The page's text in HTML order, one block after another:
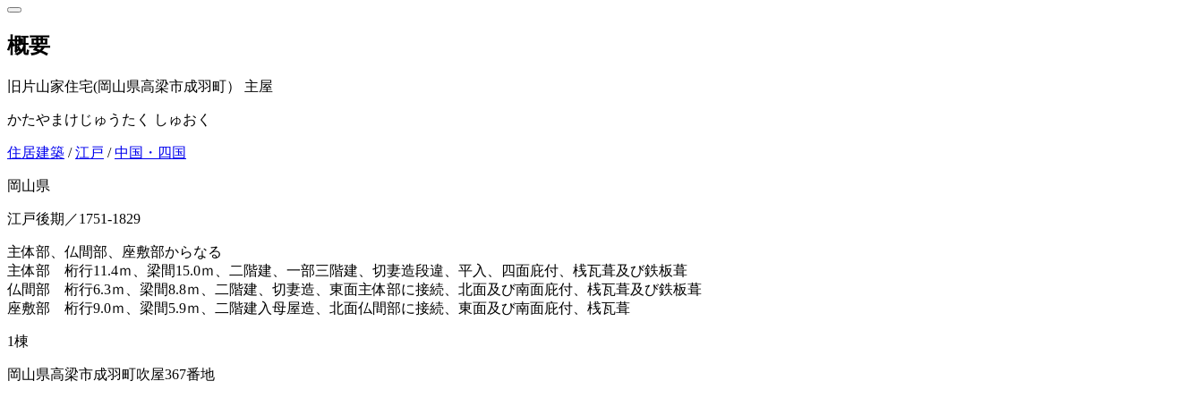
概要
旧片山家住宅(岡山県高梁市成羽町） 主屋
かたやまけじゅうたく しゅおく
住居建築 /江戸 /中国・四国
岡山県
江戸後期／1751-1829
主体部、仏間部、座敷部からなる
主体部 桁行11.4ｍ、梁間15.0ｍ、二階建、一部三階建、切妻造段違、平入、四面庇付、桟瓦葺及び鉄板葺
仏間部 桁行6.3ｍ、梁間8.8ｍ、二階建、切妻造、東面主体部に接続、北面及び南面庇付、桟瓦葺及び鉄板葺
座敷部 桁行9.0ｍ、梁間5.9ｍ、二階建入母屋造、北面仏間部に接続、東面及び南面庇付、桟瓦葺
1棟
岡山県高梁市成羽町吹屋367番地